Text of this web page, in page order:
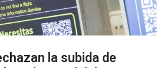
la subida de